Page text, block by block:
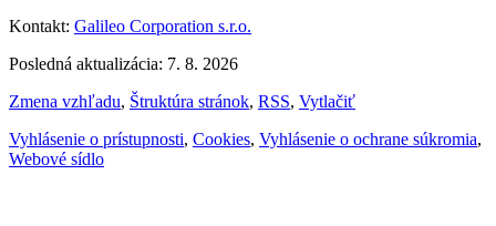
Kontakt: Galileo Corporation s.r.o.
Posledná aktualizácia: 7. 8. 2026
Zmena vzhľadu, Štruktúra stránok, RSS, Vytlačiť
Vyhlásenie o prístupnosti, Cookies, Vyhlásenie o ochrane súkromia,
Webové sídlo